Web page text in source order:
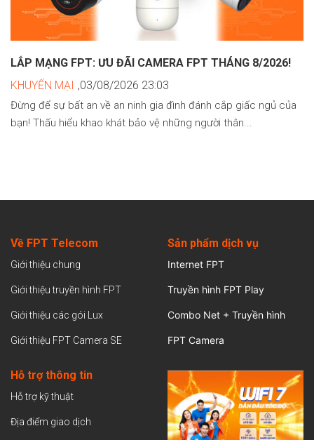
LẮP MẠNG FPT: ƯU ĐÃI CAMERA FPT THÁNG 8/2026!
KHUYẾN MẠI ,03/08/2026 23:03
Đừng để sự bất an về an ninh gia đình đánh cắp giấc ngủ của
bạn! Thấu hiểu khao khát bảo vệ những người thân...
Về FPT Telecom
Giới thiệu chung
Giới thiệu truyền hình FPT
Giới thiệu các gói Lux
Giới thiệu FPT Camera SE
Sản phẩm dịch vụ
Internet FPT
Truyền hình FPT Play
Combo Net + Truyền hình
FPT Camera
Hỗ trợ thông tin
Hỗ trợ kỹ thuật
Địa điểm giao dịch